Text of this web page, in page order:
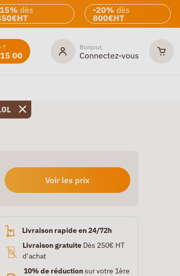
dès
-20% dès
800€HT
?
00
Bonjour,
Connectez-vous
Voir les prix
Livraison rapide en 24/72h
Livraison gratuiteDès 250€ HT
d’achat
10% de réductionsur votre 1ère